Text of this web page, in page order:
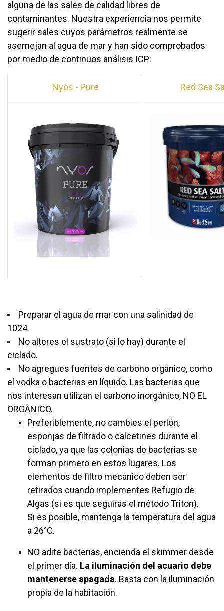
alguna de las sales de calidad libres de
contaminantes. Nuestra experiencia nos permite
sugerir sales cuyos parámetros realmente se
asemejan al agua de mar y han sido comprobados
por medio de continuos análisis ICP:
Nyos - Pure Red Sea
Preparar el agua de mar con una salinidad de
1024.
No alteres el sustrato (si lo hay) durante el
ciclado.
No agregues fuentes de carbono orgánico, como
el vodka o bacterias en líquido. Las bacterias que
nos interesan utilizan el carbono inorgánico, NO EL
ORGÁNICO.
Preferiblemente, no cambies el perlón,
esponjas de filtrado o calcetines durante el
ciclado, ya que las colonias de bacterias se
forman primero en estos lugares. Los
elementos de filtro mecánico deben ser
retirados cuando implementes Refugio de
Algas (si es que seguirás el método Triton).
Si es posible, mantenga la temperatura del agua
a 26°C.
NO adite bacterias, encienda el skimmer desde
el primer día. La iluminación del acuario debe
mantenerse apagada. Basta con la iluminación
propia de la habitación.